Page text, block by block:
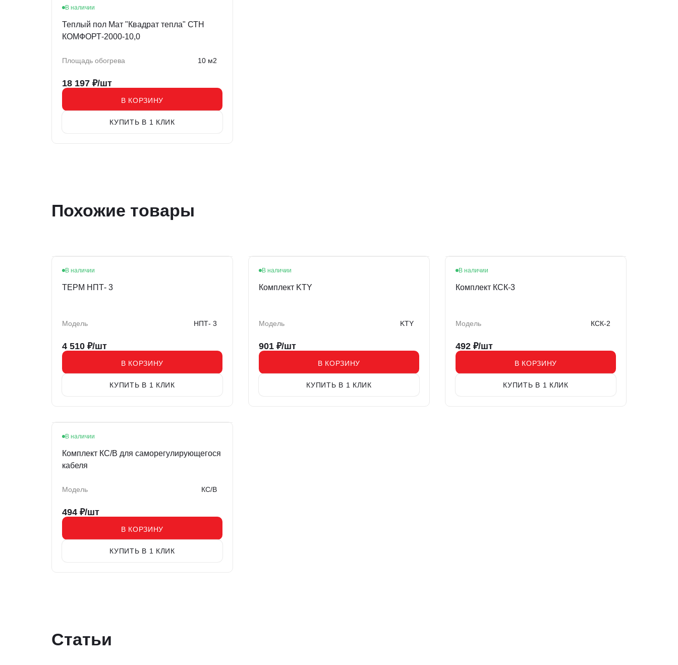
В наличии
Теплый пол Мат "Квадрат тепла" СТН
КОМФОРТ-2000-10,0
Площадь обогрева 10 м2
18 197 ₽/шт
В КОРЗИНУ
КУПИТЬ В 1 КЛИК
Похожие товары
В наличии
ТЕРМ НПТ- 3
Модель НПТ- 3
4 510 ₽/шт
В КОРЗИНУ
КУПИТЬ В 1 КЛИК
В наличии
Комплект KTY
Модель KTY
901 ₽/шт
В КОРЗИНУ
КУПИТЬ В 1 КЛИК
В наличии
Комплект КСК-3
Модель КСК-2
492 ₽/шт
В КОРЗИНУ
КУПИТЬ В 1 КЛИК
В наличии
Комплект КС/В для саморегулирующегося
кабеля
Модель КС/В
494 ₽/шт
В КОРЗИНУ
КУПИТЬ В 1 КЛИК
Статьи